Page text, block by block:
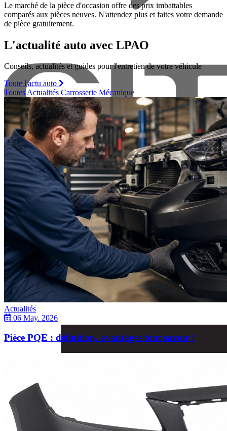
Citroen
Le marché de la pièce d'occasion offre des prix imbattables
comparés aux pièces neuves. N'attendez plus et faites votre demande
de pièce gratuitement.
L'actualité auto avec LPAO
Conseils, actualités et guides pour l'entretien de votre véhicule
Toute l'actu auto
ToutesActualités Carrosserie Mécanique
Actualités
06 May. 2026
Pièce PQE : définition, avantages tout savoir !